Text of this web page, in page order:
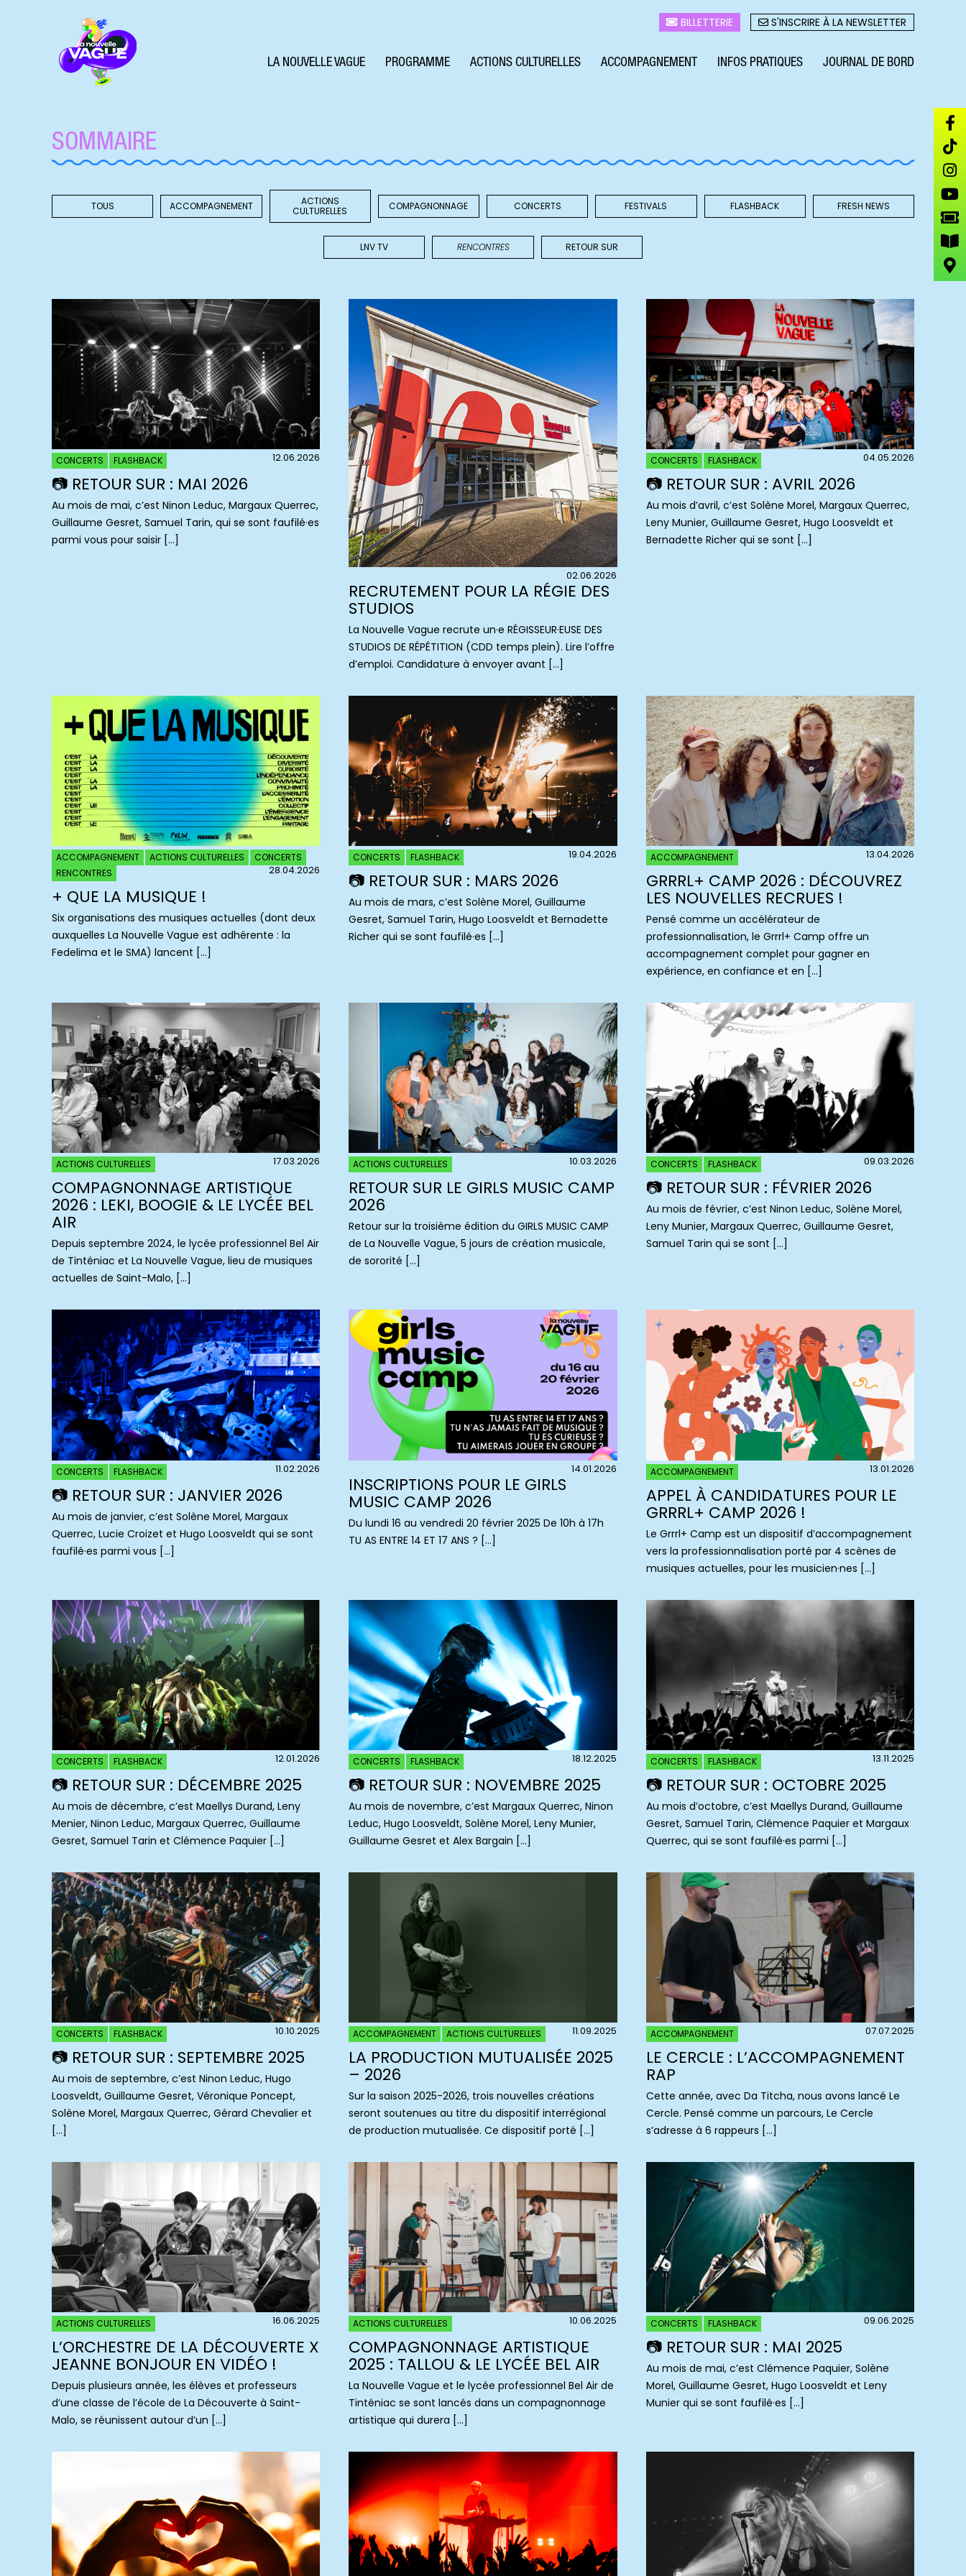
BILLETTERIE S'INSCRIRE À LA NEWSLETTER
LA NOUVELLE VAGUE PROGRAMME ACTIONS CULTURELLES ACCOMPAGNEMENT INFOS PRATIQUES JOURNAL DE BORD
SOMMAIRE
TOUS ACCOMPAGNEMENT
ACTIONS
CULTURELLES
COMPAGNONNAGE CONCERTS FESTIVALS FLASHBACK FRESH NEWS
LNV TV RENCONTRES RETOUR SUR
CONCERTS FLASHBACK 12.06.2026
📷 RETOUR SUR : MAI 2026
Au mois de mai, c’est Ninon Leduc, Margaux Querrec,
Guillaume Gesret, Samuel Tarin, qui se sont faufilé·es
parmi vous pour saisir […]
02.06.2026
RECRUTEMENT POUR LA RÉGIE DES
STUDIOS
La Nouvelle Vague recrute un·e RÉGISSEUR·EUSE DES
STUDIOS DE RÉPÉTITION (CDD temps plein). Lire l’offre
d’emploi. Candidature à envoyer avant […]
CONCERTS FLASHBACK 04.05.2026
📷 RETOUR SUR : AVRIL 2026
Au mois d’avril, c’est Solène Morel, Margaux Querrec,
Leny Munier, Guillaume Gesret, Hugo Loosveldt et
Bernadette Richer qui se sont […]
ACCOMPAGNEMENT ACTIONS CULTURELLES
CONCERTS
RENCONTRES
28.04.2026
+ QUE LA MUSIQUE !
Six organisations des musiques actuelles (dont deux
auxquelles La Nouvelle Vague est adhérente : la
Fedelima et le SMA) lancent […]
CONCERTS FLASHBACK 19.04.2026
📷 RETOUR SUR : MARS 2026
Au mois de mars, c’est Solène Morel, Guillaume
Gesret, Samuel Tarin, Hugo Loosveldt et Bernadette
Richer qui se sont faufilé·es […]
ACCOMPAGNEMENT 13.04.2026
GRRRL+ CAMP 2026 : DÉCOUVREZ
LES NOUVELLES RECRUES !
Pensé comme un accélérateur de
professionnalisation, le Grrrl+ Camp offre un
accompagnement complet pour gagner en
expérience, en confiance et en […]
ACTIONS CULTURELLES 17.03.2026
COMPAGNONNAGE ARTISTIQUE
2026 : LEKI, BOOGIE & LE LYCÉE BEL
AIR
Depuis septembre 2024, le lycée professionnel Bel Air
de Tinténiac et La Nouvelle Vague, lieu de musiques
actuelles de Saint-Malo, […]
ACTIONS CULTURELLES 10.03.2026
RETOUR SUR LE GIRLS MUSIC CAMP
2026
Retour sur la troisième édition du GIRLS MUSIC CAMP
de La Nouvelle Vague, 5 jours de création musicale,
de sororité […]
CONCERTS FLASHBACK 09.03.2026
📷 RETOUR SUR : FÉVRIER 2026
Au mois de février, c’est Ninon Leduc, Solène Morel,
Leny Munier, Margaux Querrec, Guillaume Gesret,
Samuel Tarin qui se sont […]
CONCERTS FLASHBACK 11.02.2026
📷 RETOUR SUR : JANVIER 2026
Au mois de janvier, c’est Solène Morel, Margaux
Querrec, Lucie Croizet et Hugo Loosveldt qui se sont
faufilé·es parmi vous […]
14.01.2026
INSCRIPTIONS POUR LE GIRLS
MUSIC CAMP 2026
Du lundi 16 au vendredi 20 février 2025 De 10h à 17h
TU AS ENTRE 14 ET 17 ANS ? […]
ACCOMPAGNEMENT 13.01.2026
APPEL À CANDIDATURES POUR LE
GRRRL+ CAMP 2026 !
Le Grrrl+ Camp est un dispositif d’accompagnement
vers la professionnalisation porté par 4 scènes de
musiques actuelles, pour les musicien·nes […]
CONCERTS FLASHBACK 12.01.2026
📷 RETOUR SUR : DÉCEMBRE 2025
Au mois de décembre, c’est Maellys Durand, Leny
Menier, Ninon Leduc, Margaux Querrec, Guillaume
Gesret, Samuel Tarin et Clémence Paquier […]
CONCERTS FLASHBACK 18.12.2025
📷 RETOUR SUR : NOVEMBRE 2025
Au mois de novembre, c’est Margaux Querrec, Ninon
Leduc, Hugo Loosveldt, Solène Morel, Leny Munier,
Guillaume Gesret et Alex Bargain […]
CONCERTS FLASHBACK 13.11.2025
📷 RETOUR SUR : OCTOBRE 2025
Au mois d’octobre, c’est Maellys Durand, Guillaume
Gesret, Samuel Tarin, Clémence Paquier et Margaux
Querrec, qui se sont faufilé·es parmi […]
CONCERTS FLASHBACK 10.10.2025
📷 RETOUR SUR : SEPTEMBRE 2025
Au mois de septembre, c’est Ninon Leduc, Hugo
Loosveldt, Guillaume Gesret, Véronique Poncept,
Solène Morel, Margaux Querrec, Gérard Chevalier et
[…]
ACCOMPAGNEMENT ACTIONS CULTURELLES 11.09.2025
LA PRODUCTION MUTUALISÉE 2025
– 2026
Sur la saison 2025-2026, trois nouvelles créations
seront soutenues au titre du dispositif interrégional
de production mutualisée. Ce dispositif porté […]
ACCOMPAGNEMENT 07.07.2025
LE CERCLE : L’ACCOMPAGNEMENT
RAP
Cette année, avec Da Titcha, nous avons lancé Le
Cercle. Pensé comme un parcours, Le Cercle
s’adresse à 6 rappeurs […]
ACTIONS CULTURELLES 16.06.2025
L’ORCHESTRE DE LA DÉCOUVERTE X
JEANNE BONJOUR EN VIDÉO !
Depuis plusieurs année, les élèves et professeurs
d’une classe de l’école de La Découverte à Saint-
Malo, se réunissent autour d’un […]
ACTIONS CULTURELLES 10.06.2025
COMPAGNONNAGE ARTISTIQUE
2025 : TALLOU & LE LYCÉE BEL AIR
La Nouvelle Vague et le lycée professionnel Bel Air de
Tinténiac se sont lancés dans un compagnonnage
artistique qui durera […]
CONCERTS FLASHBACK 09.06.2025
📷 RETOUR SUR : MAI 2025
Au mois de mai, c’est Clémence Paquier, Solène
Morel, Guillaume Gesret, Hugo Loosveldt et Leny
Munier qui se sont faufilé·es […]